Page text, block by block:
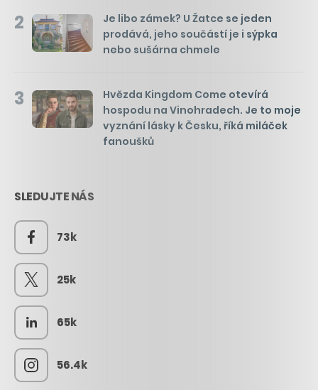
2
Je libo zámek? U Žatce se jeden
prodává, jeho součástí je i sýpka
nebo sušárna chmele
3
Hvězda Kingdom Come otevírá
hospodu na Vinohradech. Je to moje
vyznání lásky k Česku, říká miláček
fanoušků
SLEDUJTE NÁS
73k
25k
65k
56.4k